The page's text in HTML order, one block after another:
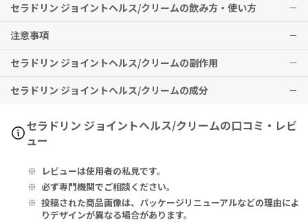
セラドリン アドバンスドジョイントヘルス
セラドリン ジョイント&マッスルペインリリーフィング クリーム
関節のお悩みにアプローチします。
※有用性には個人差がありますことを予めご了承ください。
セラドリン ジョイントヘルス/クリームの飲み方・使い方
セラドリン アドバンスドジョイントヘルス
1日1回2粒を目安にお召し上がりください。
セラドリン ジョイント&マッスルペインリリーフィング クリーム
1日3、4回を限度として、気になる部分へ塗布してください。
注意事項
セラドリン アドバンスドジョイントヘルス
妊娠中・妊娠の可能性のある方・授乳中の方は、本品を摂取する前に
必ず医師にご相談ください。
セラドリン ジョイント&マッスルペインリリーフィング クリーム
師にご相談ください。
外用専用です。
傷口や目に入らないようにご注意ください。
適用した部分を包帯やサポーターできつく締め付けないようにしてく
セラドリン ジョイントヘルス/クリームの副作用
セラドリン アドバンスドジョイントヘルス
用を中止し、医師の診察をお受けください。
セラドリン ジョイントヘルス/クリームの成分
Esterified Fatty Acid Carbons[EFAC]: Myristoleic, Palmitolei
c, Lauric, Decanoic, Stearic
（Ceratonia Siliqua）, Glycerin, Mixed Tocopherols（Natural
Vitamin E）
Esterified Fatty Acid Carbons（EFAC）：ミリストレイン、パル
セラドリン ジョイントヘルス/クリームの口コミ・レビ
ュー
レビューは使用者の私見です。
必ず専門機関でご相談ください。
投稿された商品画像は、パッケージリニューアルなどの理由によ
りデザインが異なる場合があります。